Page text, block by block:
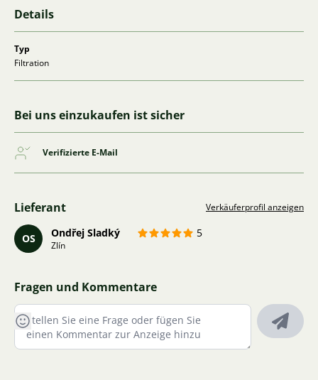
Details
Typ
Filtration
Bei uns einzukaufen ist sicher
Verifizierte E-Mail
Lieferant Verkäuferprofil anzeigen
OS Ondřej Sladký 5
Zlín
Fragen und Kommentare